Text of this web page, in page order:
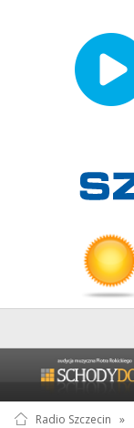
Radio Szczecin »